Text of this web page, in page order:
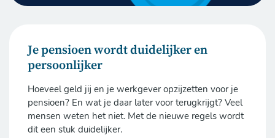
Je pensioen wordt duidelijker en
persoonlijker
Hoeveel geld jij en je werkgever opzijzetten voor je
pensioen? En wat je daar later voor terugkrijgt? Veel
mensen weten het niet. Met de nieuwe regels wordt
dit een stuk duidelijker.